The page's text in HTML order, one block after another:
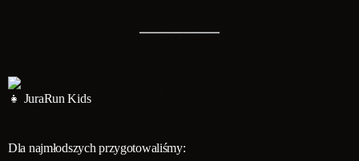
JuraRun Kids
Dla najmłodszych przygotowaliśmy: